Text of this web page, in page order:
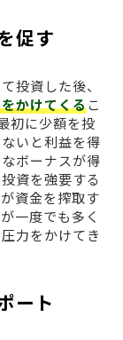
促す
投資した後、
かけてくるこ
初に少額を投
いと利益を得
ボーナスが得
資を強要する
資金を搾取す
一度でも多く
力をかけてき
ート